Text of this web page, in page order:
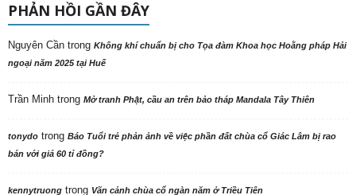
PHẢN HỒI GẦN ĐÂY
Nguyên Cần trong Không khí chuẩn bị cho Tọa đàm Khoa học Hoằng pháp Hải
ngoại năm 2025 tại Huế
Trần Minh trong Mở tranh Phật, cầu an trên bảo tháp Mandala Tây Thiên
tonydo trong Báo Tuổi trẻ phản ảnh về việc phần đất chùa cổ Giác Lâm bị rao
bán với giá 60 tỉ đồng?
kennytruong trong Vãn cảnh chùa cổ ngàn năm ở Triều Tiên